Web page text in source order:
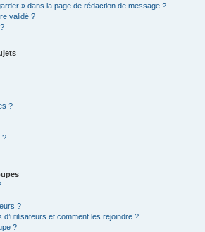
» dans la page de rédaction de message ?
validé ?
?
?
?
et comment les rejoindre ?
?